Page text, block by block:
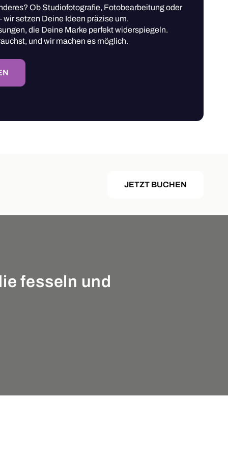
Ob Studiofotografie, Fotobearbeitung oder
wir setzen Deine Ideen präzise um.
die Deine Marke perfekt widerspiegeln.
und wir machen es möglich.
JETZT BUCHEN
fesseln und